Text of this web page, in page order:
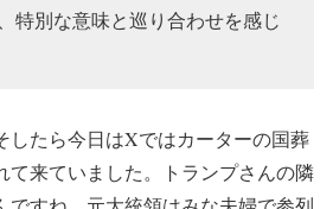
特別な意味と巡り合わせを感じ
したら今日はXではカーターの国葬
て来ていました。トランプさんの隣